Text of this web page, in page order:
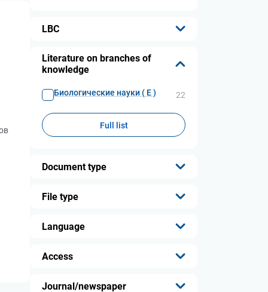
LBC
...
Literature on branches of
knowledge
Биологические науки ( Е ) 22
Full list
Document type
File type
Language
Access
Journal/newspaper